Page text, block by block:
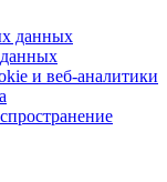
данных
и веб-аналитики